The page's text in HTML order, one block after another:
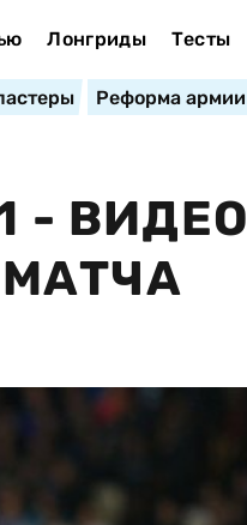
Лонгриды Тесты
Реформа армии
- ВИДЕО